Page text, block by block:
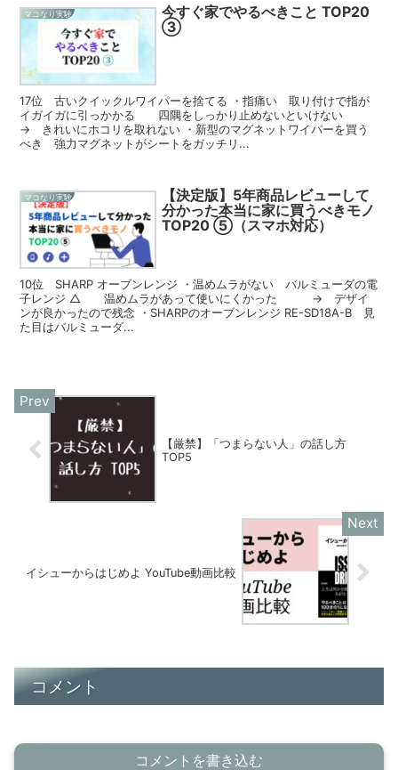
マコなり実験
今すぐ家でやるべきこと TOP20
③
17位 古いクイックルワイパーを捨てる ・指痛い 取り付けで指が
イガイガに引っかかる 四隅をしっかり止めないといけない
→ きれいにホコリを取れない ・新型のマグネットワイパーを買う
べき 強力マグネットがシートをガッチリ...
マコなり実験
【決定版】5年商品レビューして
分かった本当に家に買うべきモノ
TOP20 ⑤（スマホ対応）
10位 SHARP オーブンレンジ ・温めムラがない バルミューダの電
子レンジ △ 温めムラがあって使いにくかった → デザイ
ンが良かったので残念 ・SHARPのオーブンレンジ RE-SD18A-B 見
た目はバルミューダ...
【厳禁】「つまらない人」の話し方
TOP5
イシューからはじめよ YouTube動画比較
コメント
コメントを書き込む